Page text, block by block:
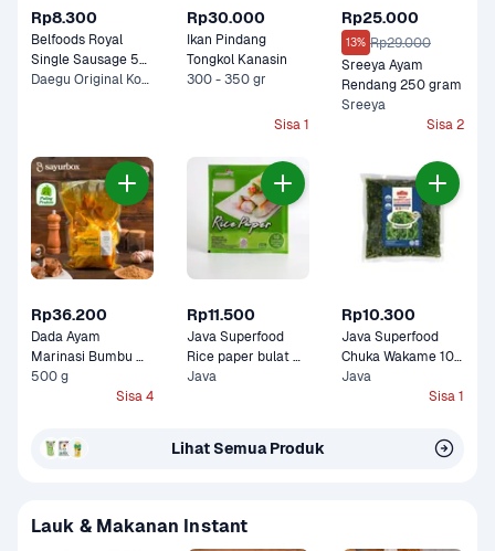
Rp8.300
Belfoods Royal
Single Sausage 55
gram
Daegu Original Korean, Nami Spicy Korean +1 Lainnya
Rp30.000
Ikan Pindang
Tongkol Kanasin
300 - 350 gr
Sisa 1
Rp25.000
13% Rp29.000
Sreeya Ayam
Rendang 250 gram
Sreeya
Sisa 2
Rp36.200
Dada Ayam
Marinasi Bumbu
Kuning Sayurbox
500 g
Sisa 4
Rp11.500
Java Superfood
Rice paper bulat
100 gram
Java
Rp10.300
Java Superfood
Chuka Wakame 100
gram
Java
Sisa 1
Lihat Semua Produk
Lauk & Makanan Instant